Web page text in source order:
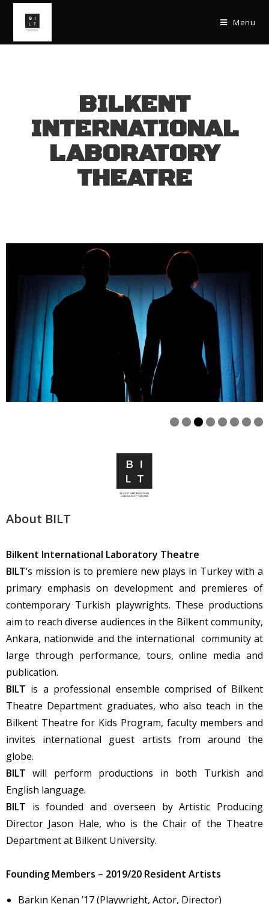
Menu
BILKENT
INTERNATIONAL
LABORATORY
THEATRE
About BILT
Bilkent International Laboratory Theatre
BILT‘s mission is to premiere new plays in Turkey with a
primary emphasis on development and premieres of
contemporary Turkish playwrights. These productions
aim to reach diverse audiences in the Bilkent community,
Ankara, nationwide and the international community at
large through performance, tours, online media and
publication.
BILT is a professional ensemble comprised of Bilkent
Theatre Department graduates, who also teach in the
Bilkent Theatre for Kids Program, faculty members and
invites international guest artists from around the
globe.
BILT will perform productions in both Turkish and
English language.
BILT is founded and overseen by Artistic Producing
Director Jason Hale, who is the Chair of the Theatre
Department at Bilkent University.
Founding Members – 2019/20 Resident Artists
Barkın Kenan ’17 (Playwright, Actor, Director)